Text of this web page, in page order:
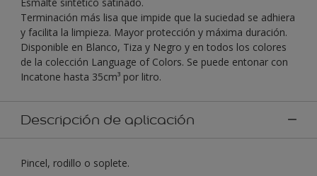
Terminación más lisa que impide que la suciedad se adhiera
y facilita la limpieza. Mayor protección y máxima duración.
Disponible en Blanco, Tiza y Negro y en todos los colores
de la colección Language of Colors. Se puede entonar con
Incatone hasta 35cm³ por litro.
Descripción de aplicación
Pincel, rodillo o soplete.